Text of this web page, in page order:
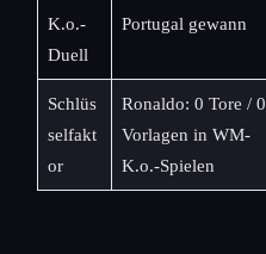
K.o.-
Duell
Portugal gewann
Schlüs
selfakt
or
Ronaldo: 0 Tore / 0
Vorlagen in WM-
K.o.-Spielen